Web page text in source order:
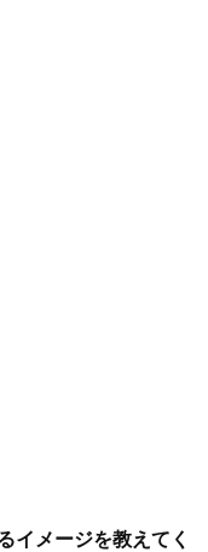
イメージを教えてく